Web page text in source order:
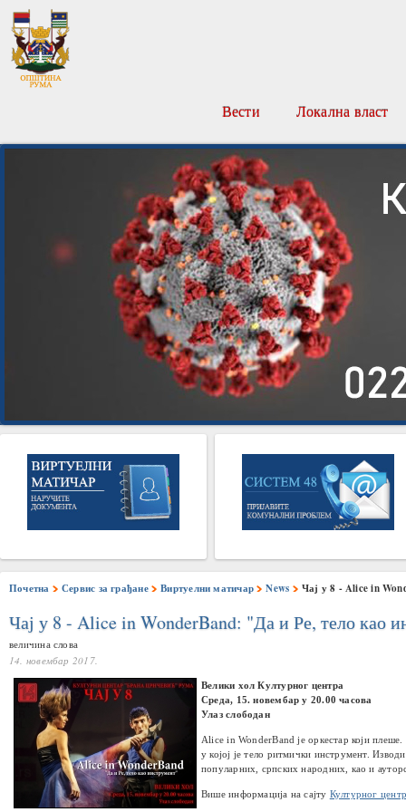
Вести Локална власт
Почетна Сервис за грађане Виртуелни матичар News Чај у 8 - Alice in
Чај у 8 - Alice in WonderBand: "Да и Ре, тело као
величина слова
14. новембар 2017.
Велики хол Културног центра
Среда, 15. новембар у 20.00 часова
Улаз слободан
Alice in WonderBand је оркестар који
у којој је тело ритмички инструмент.
популарних, српских народних, као и
Више информација на сајту Културног